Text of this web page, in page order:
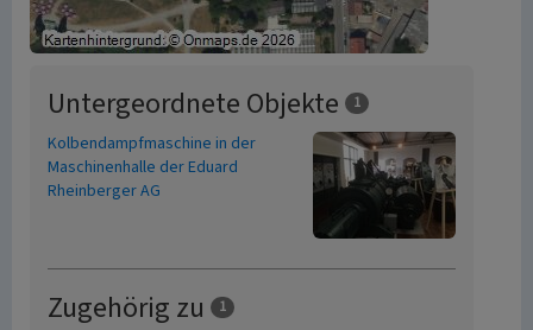
Untergeordnete Objekte 1
Kolbendampfmaschine in der
Maschinenhalle der Eduard
Rheinberger AG
Zugehörig zu 1